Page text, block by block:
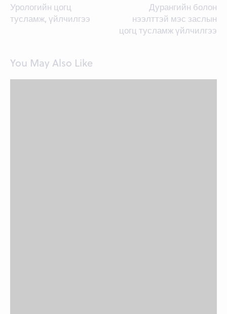
navigation
Урологийн цогц
тусламж, үйлчилгээ
Дурангийн болон
нээлттэй мэс заслын
цогц тусламж үйлчилгээ
You May Also Like